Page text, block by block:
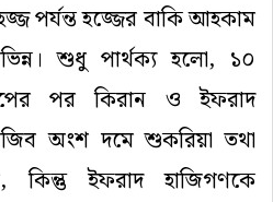
পর্যন্তহজ্জেরবাকিআহকাম
শুধু পার্থক্য হলো, ১০
পর কিরান ও ইফরাদ
অংশ দমে শুকরিয়া তথা
,কিন্তু ইফরাদ
হাজিগণকে